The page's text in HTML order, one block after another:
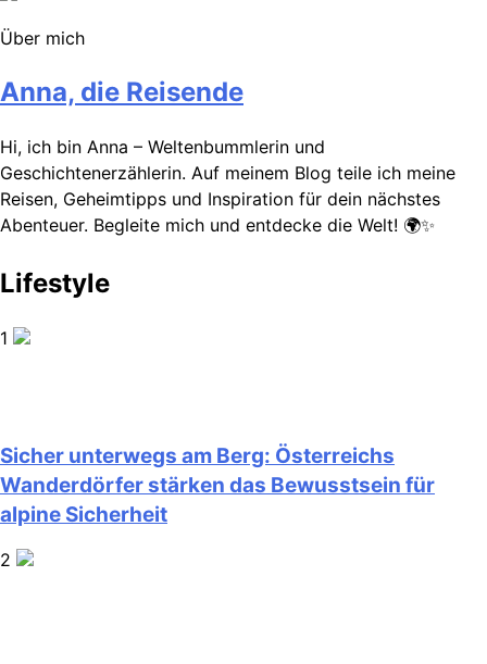
Über mich
Anna, die Reisende
Hi, ich bin Anna – Weltenbummlerin und
Geschichtenerzählerin. Auf meinem Blog teile ich meine
Reisen, Geheimtipps und Inspiration für dein nächstes
Abenteuer. Begleite mich und entdecke die Welt! 🌍✨
Lifestyle
1
Sicher unterwegs am Berg: Österreichs
Wanderdörfer stärken das Bewusstsein für
alpine Sicherheit
2